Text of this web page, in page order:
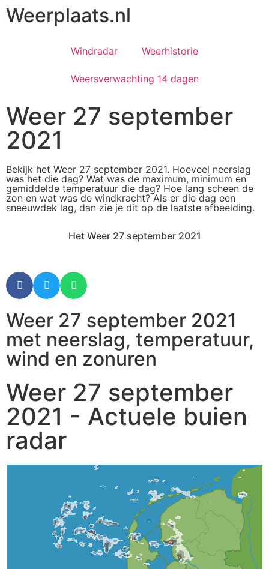
Weerplaats.nl
Windradar Weerhistorie
Weersverwachting 14 dagen
Weer 27 september
2021
Bekijk het Weer 27 september 2021. Hoeveel neerslag
was het die dag? Wat was de maximum, minimum en
gemiddelde temperatuur die dag? Hoe lang scheen de
zon en wat was de windkracht? Als er die dag een
sneeuwdek lag, dan zie je dit op de laatste afbeelding.
Het Weer 27 september 2021
Weer 27 september 2021
met neerslag, temperatuur,
wind en zonuren
Weer 27 september
2021 - Actuele buien
radar